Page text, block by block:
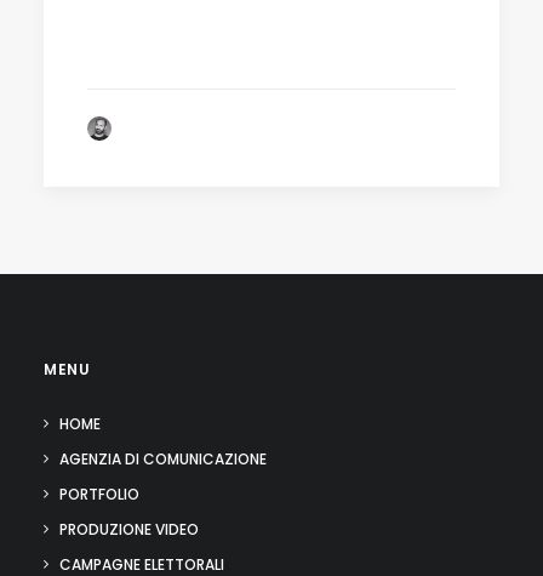
MENU
HOME
AGENZIA DI COMUNICAZIONE
PORTFOLIO
PRODUZIONE VIDEO
CAMPAGNE ELETTORALI